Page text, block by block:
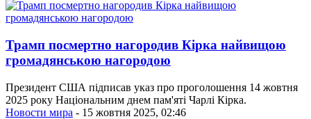
Трамп посмертно нагородив Кірка найвищою
громадянською нагородою
Президент США підписав указ про проголошення 14 жовтня
2025 року Національним днем пам'яті Чарлі Кірка.
Новости мира - 15 жовтня 2025, 02:46